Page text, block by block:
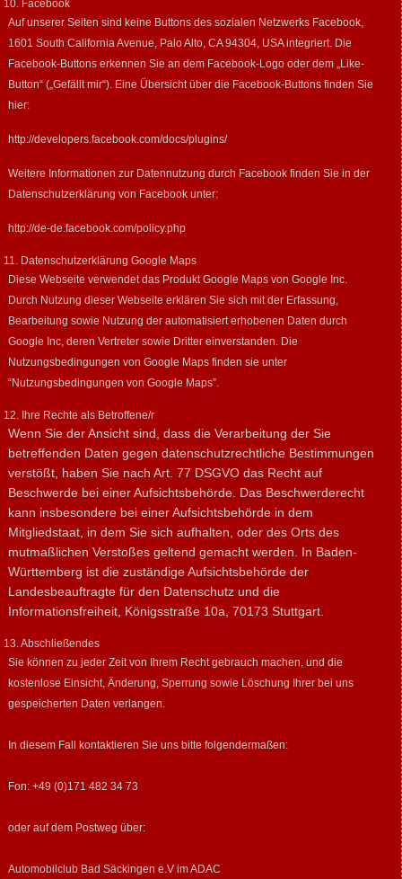
10. Facebook
Auf unserer Seiten sind keine Buttons des sozialen Netzwerks Facebook,
1601 South California Avenue, Palo Alto, CA 94304, USA integriert. Die
Facebook-Buttons erkennen Sie an dem Facebook-Logo oder dem „Like-
Button“ („Gefällt mir“). Eine Übersicht über die Facebook-Buttons finden Sie
hier:
http://developers.facebook.com/docs/plugins/
Weitere Informationen zur Datennutzung durch Facebook finden Sie in der
Datenschutzerklärung von Facebook unter:
http://de-de.facebook.com/policy.php
11. Datenschutzerklärung Google Maps
Diese Webseite verwendet das Produkt Google Maps von Google Inc.
Durch Nutzung dieser Webseite erklären Sie sich mit der Erfassung,
Bearbeitung sowie Nutzung der automatisiert erhobenen Daten durch
Google Inc, deren Vertreter sowie Dritter einverstanden. Die
Nutzungsbedingungen von Google Maps finden sie unter
“Nutzungsbedingungen von Google Maps”.
12. Ihre Rechte als Betroffene/r
Wenn Sie der Ansicht sind, dass die Verarbeitung der Sie
betreffenden Daten gegen datenschutzrechtliche Bestimmungen
verstößt, haben Sie nach Art. 77 DSGVO das Recht auf
Beschwerde bei einer Aufsichtsbehörde. Das Beschwerderecht
kann insbesondere bei einer Aufsichtsbehörde in dem
Mitgliedstaat, in dem Sie sich aufhalten, oder des Orts des
mutmaßlichen Verstoßes geltend gemacht werden. In Baden-
Württemberg ist die zuständige Aufsichtsbehörde der
Landesbeauftragte für den Datenschutz und die
Informationsfreiheit, Königsstraße 10a, 70173 Stuttgart.
13. Abschließendes
Sie können zu jeder Zeit von Ihrem Recht gebrauch machen, und die
kostenlose Einsicht, Änderung, Sperrung sowie Löschung Ihrer bei uns
gespeicherten Daten verlangen.
In diesem Fall kontaktieren Sie uns bitte folgendermaßen:
Fon: +49 (0)171 482 34 73
oder auf dem Postweg über:
Automobilclub Bad Säckingen e.V im ADAC